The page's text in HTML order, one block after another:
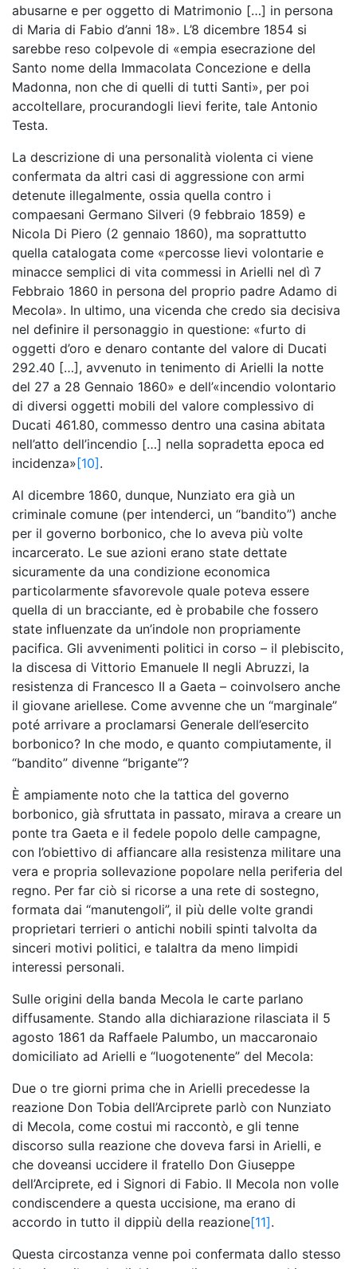
abusarne e per oggetto di Matrimonio […] in persona
di Maria di Fabio d’anni 18». L’8 dicembre 1854 si
sarebbe reso colpevole di «empia esecrazione del
Santo nome della Immacolata Concezione e della
Madonna, non che di quelli di tutti Santi», per poi
accoltellare, procurandogli lievi ferite, tale Antonio
Testa.
La descrizione di una personalità violenta ci viene
confermata da altri casi di aggressione con armi
detenute illegalmente, ossia quella contro i
compaesani Germano Silveri (9 febbraio 1859) e
Nicola Di Piero (2 gennaio 1860), ma soprattutto
quella catalogata come «percosse lievi volontarie e
minacce semplici di vita commessi in Arielli nel dì 7
Febbraio 1860 in persona del proprio padre Adamo di
Mecola». In ultimo, una vicenda che credo sia decisiva
nel definire il personaggio in questione: «furto di
oggetti d’oro e denaro contante del valore di Ducati
292.40 […], avvenuto in tenimento di Arielli la notte
del 27 a 28 Gennaio 1860» e dell’«incendio volontario
di diversi oggetti mobili del valore complessivo di
Ducati 461.80, commesso dentro una casina abitata
nell’atto dell’incendio […] nella sopradetta epoca ed
incidenza» [10] .
Al dicembre 1860, dunque, Nunziato era già un
criminale comune (per intenderci, un “bandito”) anche
per il governo borbonico, che lo aveva più volte
incarcerato. Le sue azioni erano state dettate
sicuramente da una condizione economica
particolarmente sfavorevole quale poteva essere
quella di un bracciante, ed è probabile che fossero
state influenzate da un’indole non propriamente
pacifica. Gli avvenimenti politici in corso – il plebiscito,
la discesa di Vittorio Emanuele II negli Abruzzi, la
resistenza di Francesco II a Gaeta – coinvolsero anche
il giovane ariellese. Come avvenne che un “marginale”
poté arrivare a proclamarsi Generale dell’esercito
borbonico? In che modo, e quanto compiutamente, il
“bandito” divenne “brigante”?
È ampiamente noto che la tattica del governo
borbonico, già sfruttata in passato, mirava a creare un
ponte tra Gaeta e il fedele popolo delle campagne,
con l’obiettivo di affiancare alla resistenza militare una
vera e propria sollevazione popolare nella periferia del
regno. Per far ciò si ricorse a una rete di sostegno,
formata dai “manutengoli”, il più delle volte grandi
proprietari terrieri o antichi nobili spinti talvolta da
sinceri motivi politici, e talaltra da meno limpidi
interessi personali.
Sulle origini della banda Mecola le carte parlano
diffusamente. Stando alla dichiarazione rilasciata il 5
agosto 1861 da Raffaele Palumbo, un maccaronaio
domiciliato ad Arielli e “luogotenente” del Mecola:
Due o tre giorni prima che in Arielli precedesse la
reazione Don Tobia dell’Arciprete parlò con Nunziato
di Mecola, come costui mi raccontò, e gli tenne
discorso sulla reazione che doveva farsi in Arielli, e
che doveansi uccidere il fratello Don Giuseppe
dell’Arciprete, ed i Signori di Fabio. Il Mecola non volle
condiscendere a questa uccisione, ma erano di
accordo in tutto il dippiù della reazione[11].
Questa circostanza venne poi confermata dallo stesso